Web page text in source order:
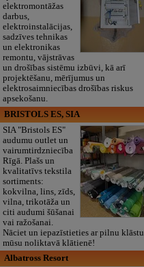
elektromontāžas
darbus,
elektroinstalācijas,
sadzīves tehnikas
un elektronikas
remontu, vājstrāvas
un drošības sistēmu izbūvi, kā arī
projektēšanu, mērījumus un
elektrosaimniecības drošības riskus
apsekošanu.
BRISTOLS ES, SIA
SIA "Bristols ES"
audumu outlet un
vairumtirdzniecība
Rīgā. Plašs un
kvalitatīvs tekstila
sortiments:
kokvilna, lins, zīds,
vilna, trikotāža un
citi audumi šūšanai
vai ražošanai.
Nāciet un iepazīstieties ar pilnu klāstu
mūsu noliktavā klātienē!
Albatross Resort